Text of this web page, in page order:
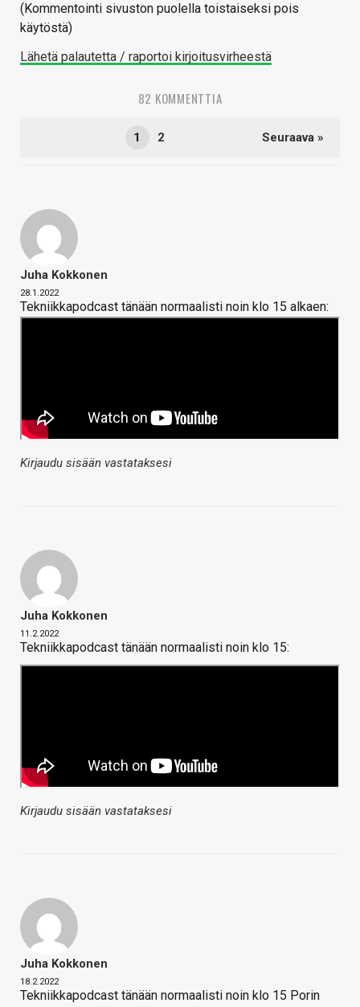
(Kommentointi sivuston puolella toistaiseksi pois
käytöstä)
Lähetä palautetta / raportoi kirjoitusvirheestä
82 KOMMENTTIA
1 2 Seuraava »
Juha Kokkonen
28.1.2022
Tekniikkapodcast tänään normaalisti noin klo 15 alkaen:
Kirjaudu sisään vastataksesi
Juha Kokkonen
11.2.2022
Tekniikkapodcast tänään normaalisti noin klo 15:
Kirjaudu sisään vastataksesi
Juha Kokkonen
18.2.2022
Tekniikkapodcast tänään normaalisti noin klo 15 Porin